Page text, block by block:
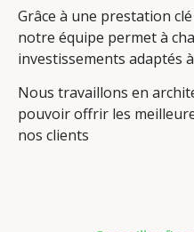
Grâce à une prestation
notre équipe permet à
investissements adaptés
Nous travaillons en
pouvoir offrir les
nos clients